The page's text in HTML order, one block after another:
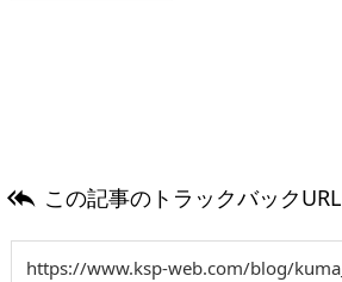
 この記事のトラックバックURL